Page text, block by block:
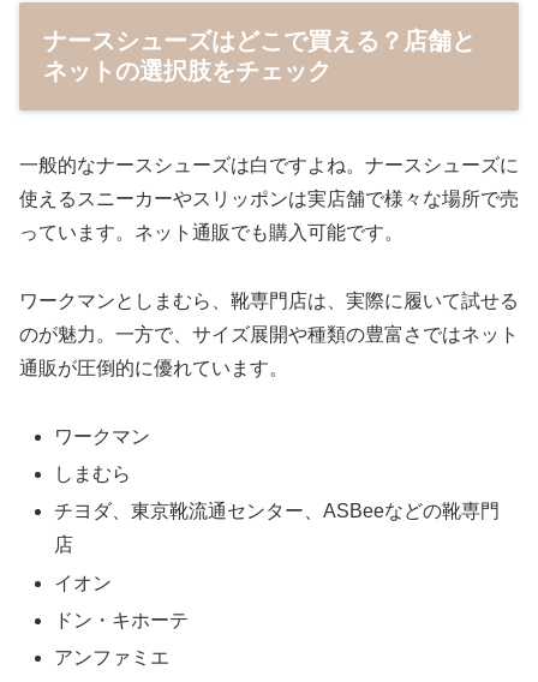
ナースシューズはどこで買える？店舗と
ネットの選択肢をチェック
一般的なナースシューズは白ですよね。ナースシューズに
使えるスニーカーやスリッポンは実店舗で様々な場所で売
っています。ネット通販でも購入可能です。
ワークマンとしまむら、靴専門店は、実際に履いて試せる
のが魅力。一方で、サイズ展開や種類の豊富さではネット
通販が圧倒的に優れています。
ワークマン
しまむら
チヨダ、東京靴流通センター、ASBeeなどの靴専門
店
イオン
ドン・キホーテ
アンファミエ